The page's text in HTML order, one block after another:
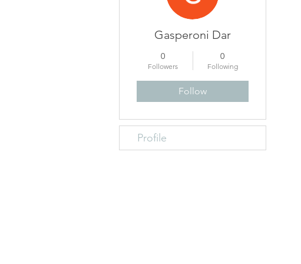
Gasperoni Dar
0
Followers
0
Following
Follow
Profile